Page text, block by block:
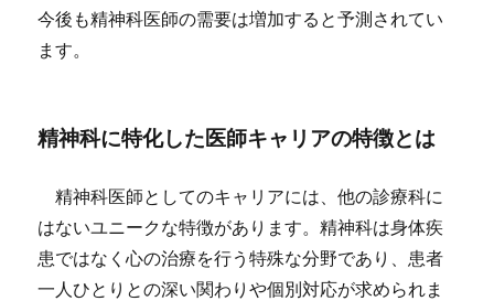
今後も精神科医師の需要は増加すると予測されてい
ます。
精神科に特化した医師キャリアの特徴とは
精神科医師としてのキャリアには、他の診療科に
はないユニークな特徴があります。精神科は身体疾
患ではなく心の治療を行う特殊な分野であり、患者
一人ひとりとの深い関わりや個別対応が求められま